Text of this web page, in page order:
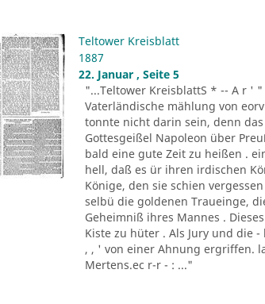
Teltower Kreisblatt
1887
22. Januar , Seite 5
"...Teltower KreisblattS * -- A r '
Vaterländische mählung von
tonnte nicht darin sein, denn
Gottesgeißel Napoleon über
bald eine gute Zeit zu heißen .
hell, daß es ür ihren irdischen
Könige, den sie schien
selbü die goldenen Traueinge,
Geheimniß ihres Mannes .
Kiste zu hüter . Als Jury und die
, , ' von einer Ahnung ergriffen.
Mertens.ec r-r - : ..."